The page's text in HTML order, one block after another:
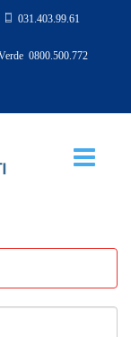
031.403.99.61
0800.500.772